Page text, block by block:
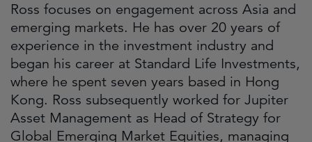
Ross focuses on engagement across Asia and
emerging markets. He has over 20 years of
experience in the investment industry and
began his career at Standard Life Investments,
where he spent seven years based in Hong
Kong. Ross subsequently worked for Jupiter
Asset Management as Head of Strategy for
Global Emerging Market Equities, managing